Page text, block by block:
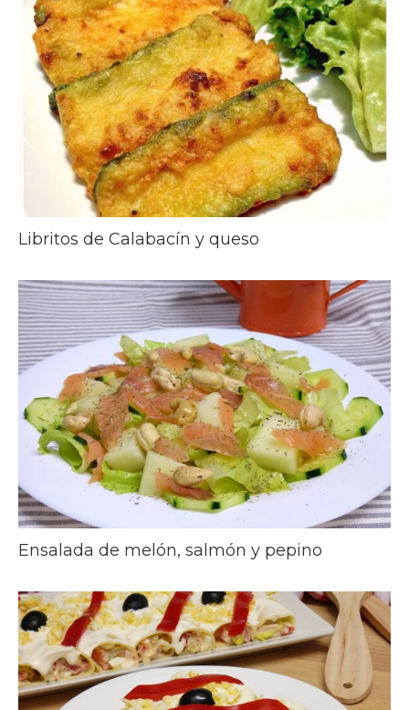
Libritos de Calabacín y queso
Ensalada de melón, salmón y pepino